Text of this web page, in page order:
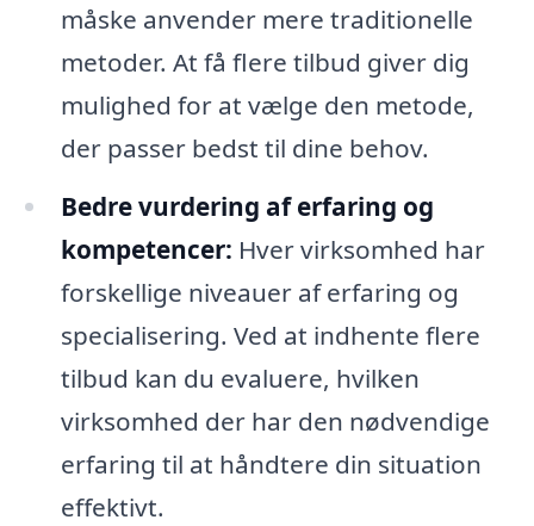
måske anvender mere traditionelle
metoder. At få flere tilbud giver dig
mulighed for at vælge den metode,
der passer bedst til dine behov.
Bedre vurdering af erfaring og
kompetencer: Hver virksomhed har
forskellige niveauer af erfaring og
specialisering. Ved at indhente flere
tilbud kan du evaluere, hvilken
virksomhed der har den nødvendige
erfaring til at håndtere din situation
effektivt.